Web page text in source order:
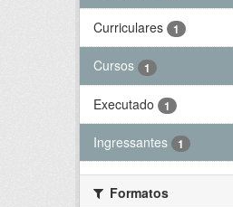
Curriculares 1
Cursos 1
Executado 1
Ingressantes 1
Formatos